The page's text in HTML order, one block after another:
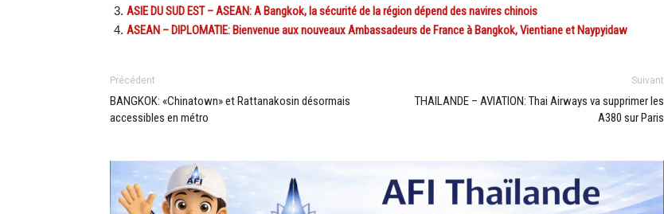
ASIE DU SUD EST – ASEAN: A Bangkok, la sécurité de la région dépend des navires chinois
ASEAN – DIPLOMATIE: Bienvenue aux nouveaux Ambassadeurs de France à Bangkok, Vientiane et Naypyidaw
Précédent
BANGKOK: «Chinatown» et Rattanakosin désormais
accessibles en métro
Suivant
THAILANDE – AVIATION: Thai Airways va supprimer les
A380 sur Paris